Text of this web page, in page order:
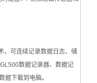
可连续记录数据日志、储
数据记录器、数据记
据下载到电脑。